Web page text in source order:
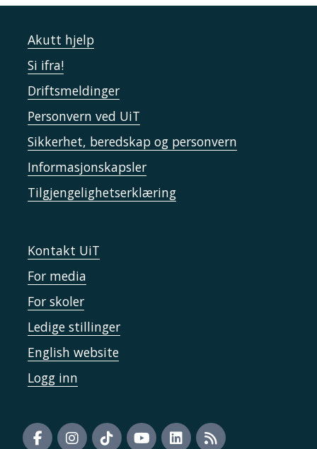
Akutt hjelp
Si ifra!
Driftsmeldinger
Personvern ved UiT
Sikkerhet, beredskap og personvern
Informasjonskapsler
Tilgjengelighetserklæring
Kontakt UiT
For media
For skoler
Ledige stillinger
English website
Logg inn